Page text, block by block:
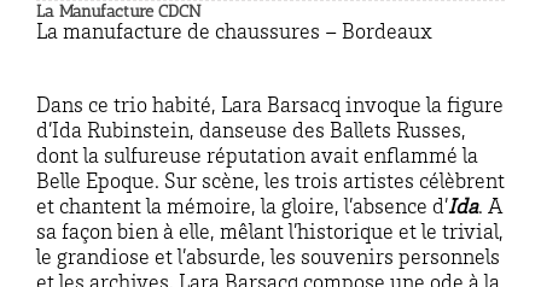
La Manufacture CDCN
La manufacture de chaussures – Bordeaux
Dans ce trio habité, Lara Barsacq invoque la figure
d’Ida Rubinstein, danseuse des Ballets Russes,
dont la sulfureuse réputation avait enflammé la
Belle Epoque. Sur scène, les trois artistes célèbrent
et chantent la mémoire, la gloire, l’absence d’Ida. A
sa façon bien à elle, mêlant l’historique et le trivial,
le grandiose et l’absurde, les souvenirs personnels